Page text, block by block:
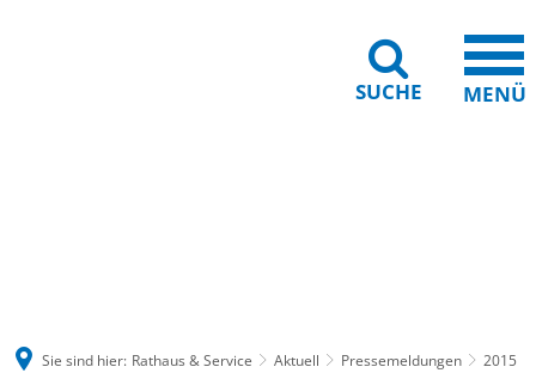
SUCHE MENÜ
Sie sind hier: Rathaus & Service Aktuell Pressemeldungen
2015